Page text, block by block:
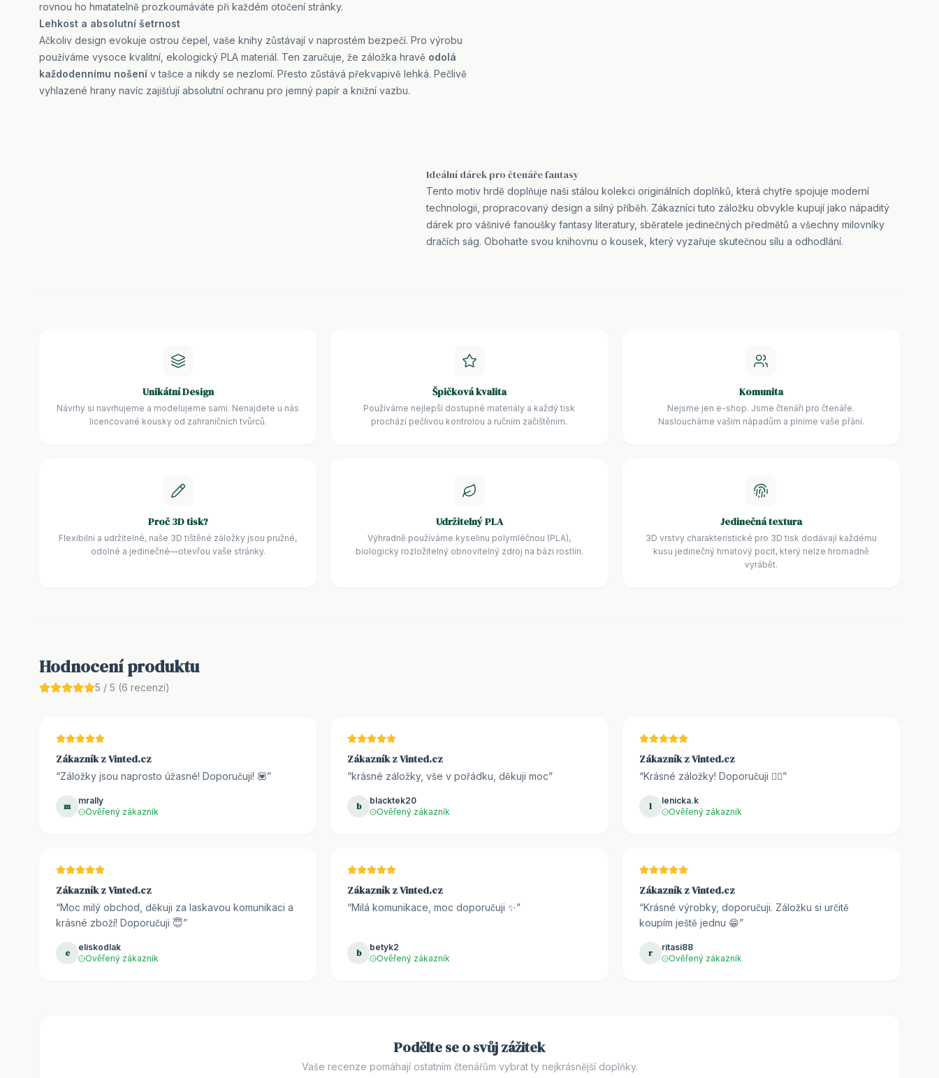
rovnou ho hmatatelně prozkoumáváte při každém otočení stránky.
Lehkost a absolutní šetrnost
Ačkoliv design evokuje ostrou čepel, vaše knihy zůstávají v naprostém bezpečí. Pro výrobu
používáme vysoce kvalitní, ekologický PLA materiál. Ten zaručuje, že záložka hravě odolá
každodennímu nošení v tašce a nikdy se nezlomí. Přesto zůstává překvapivě lehká. Pečlivě
vyhlazené hrany navíc zajišťují absolutní ochranu pro jemný papír a knižní vazbu.
Ideální dárek pro čtenáře fantasy
Tento motiv hrdě doplňuje naši stálou kolekci originálních doplňků, která chytře spojuje moderní
technologii, propracovaný design a silný příběh. Zákazníci tuto záložku obvykle kupují jako nápaditý
dárek pro vášnivé fanoušky fantasy literatury, sběratele jedinečných předmětů a všechny milovníky
dračích ság. Obohaťte svou knihovnu o kousek, který vyzařuje skutečnou sílu a odhodlání.
Unikátní Design
Návrhy si navrhujeme a modelujeme sami. Nenajdete u nás
licencované kousky od zahraničních tvůrců.
Špičková kvalita
Používáme nejlepší dostupné materiály a každý tisk
prochází pečlivou kontrolou a ručním začištěním.
Komunita
Nejsme jen e-shop. Jsme čtenáři pro čtenáře.
Nasloucháme vašim nápadům a plníme vaše přání.
Proč 3D tisk?
Flexibilní a udržitelné, naše 3D tištěné záložky jsou pružné,
odolné a jedinečné—otevřou vaše stránky.
Udržitelný PLA
Výhradně používáme kyselinu polymléčnou (PLA),
biologicky rozložitelný obnovitelný zdroj na bázi rostlin.
Jedinečná textura
3D vrstvy charakteristické pro 3D tisk dodávají každému
kusu jedinečný hmatový pocit, který nelze hromadně
vyrábět.
Hodnocení produktu
5 / 5 (6 recenzí)
Zákazník z Vinted.cz
“Záložky jsou naprosto úžasné! Doporučuji! 💟”
m
mrally
Ověřený zákazník
Zákazník z Vinted.cz
“krásné záložky, vše v pořádku, děkuji moc”
b
blacktek20
Ověřený zákazník
Zákazník z Vinted.cz
“Krásné záložky! Doporučuji 👌🏼”
l
lenicka.k
Ověřený zákazník
Zákazník z Vinted.cz
“Moc milý obchod, děkuji za laskavou komunikaci a
krásné zboží! Doporučuji 😇”
e
eliskodlak
Ověřený zákazník
Zákazník z Vinted.cz
“Milá komunikace, moc doporučuji ✨”
b
betyk2
Ověřený zákazník
Zákazník z Vinted.cz
“Krásné výrobky, doporučuji. Záložku si určitě
koupím ještě jednu 😁”
r
ritasi88
Ověřený zákazník
Podělte se o svůj zážitek
Vaše recenze pomáhají ostatním čtenářům vybrat ty nejkrásnější doplňky.